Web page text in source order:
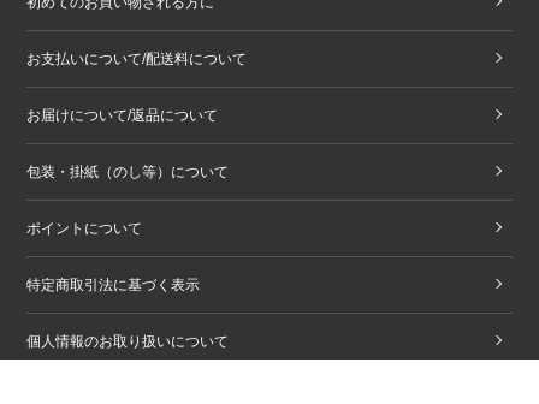
お支払いについて/配送料について
お届けについて/返品について
包装・掛紙（のし等）について
ポイントについて
特定商取引法に基づく表示
個人情報のお取り扱いについて